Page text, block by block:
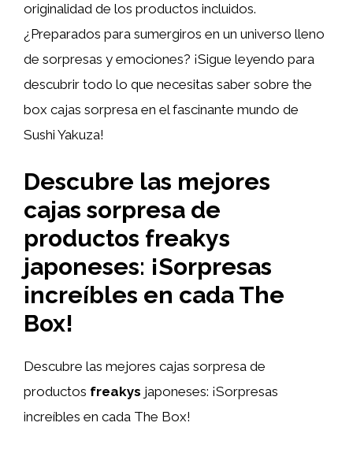
originalidad de los productos incluidos.
¿Preparados para sumergiros en un universo lleno
de sorpresas y emociones? ¡Sigue leyendo para
descubrir todo lo que necesitas saber sobre the
box cajas sorpresa en el fascinante mundo de
Sushi Yakuza!
Descubre las mejores
cajas sorpresa de
productos freakys
japoneses: ¡Sorpresas
increíbles en cada The
Box!
Descubre las mejores cajas sorpresa de
productos freakys japoneses: ¡Sorpresas
increíbles en cada The Box!